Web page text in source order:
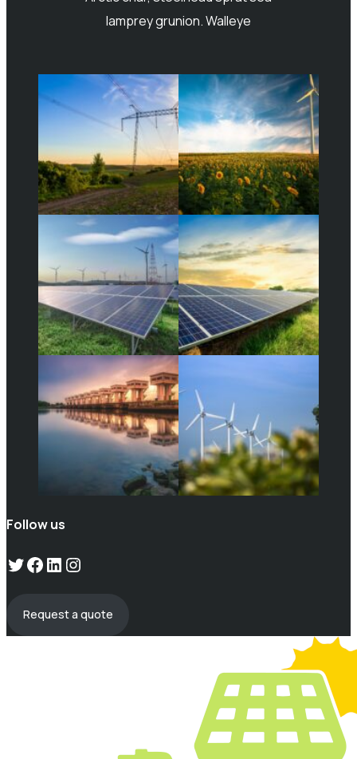
lamprey grunion. Walleye
Follow us
Twitter
Facebook
LinkedIn
Instagram
Request a quote